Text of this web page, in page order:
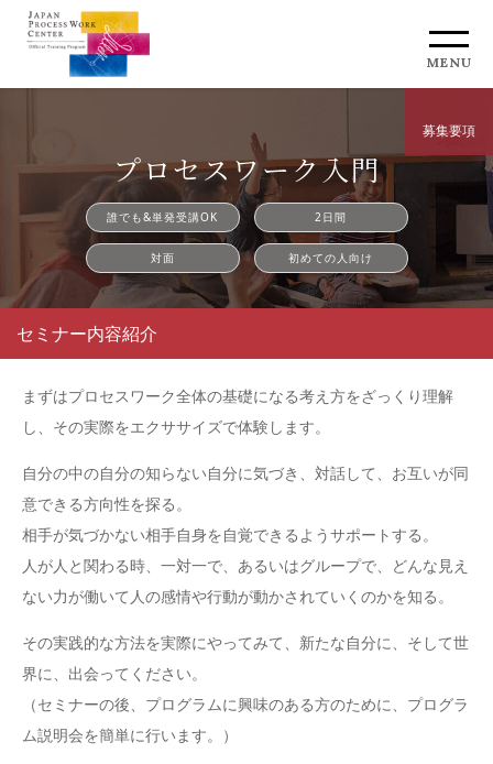
MENU
募集要項
プロセスワーク入門
誰でも&単発受講OK 2日間
対面 初めての人向け
セミナー内容紹介
まずはプロセスワーク全体の基礎になる考え方をざっくり理解
し、その実際をエクササイズで体験します。
自分の中の自分の知らない自分に気づき、対話して、お互いが同
意できる方向性を探る。
相手が気づかない相手自身を自覚できるようサポートする。
人が人と関わる時、一対一で、あるいはグループで、どんな見え
ない力が働いて人の感情や行動が動かされていくのかを知る。
その実践的な方法を実際にやってみて、新たな自分に、そして世
界に、出会ってください。
（セミナーの後、プログラムに興味のある方のために、プログラ
ム説明会を簡単に行います。）